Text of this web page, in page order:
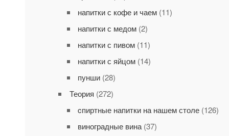
напитки с кофе и чаем(11)
напитки с медом(2)
напитки с пивом(11)
напитки с яйцом(14)
пунши(28)
Теория (272)
cпиртные напитки на нашем столе(126)
виноградные вина(37)